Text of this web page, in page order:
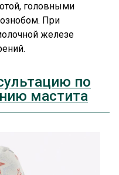
головными
При
железе
по
мастита